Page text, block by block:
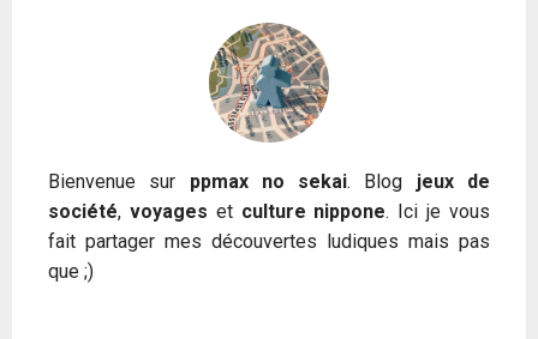
Bienvenue sur ppmax no sekai. Blog jeux de
société, voyages et culture nippone. Ici je vous
fait partager mes découvertes ludiques mais pas
que ;)